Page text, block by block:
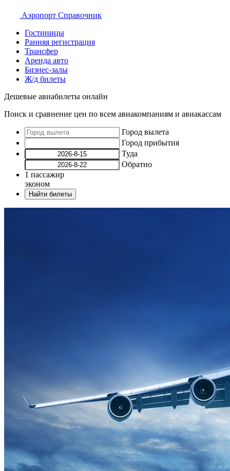
Аэропорт Справочник
Гостиницы
Ранняя регистрация
Трансфер
Аренда авто
Бизнес-залы
Ж/д билеты
Дешевые авиабилеты онлайн
Поиск и сравнение цен по всем авиакомпаниям и авиакассам
Город вылета
Город прибытия
Туда
Обратно
1 пассажир
эконом
Найти билеты